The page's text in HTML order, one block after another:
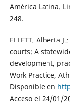
América Latina.
248.
ELLETT, Alberta
courts: A
development,
Work Practice,
Disponible en
Acceso el 24/01/